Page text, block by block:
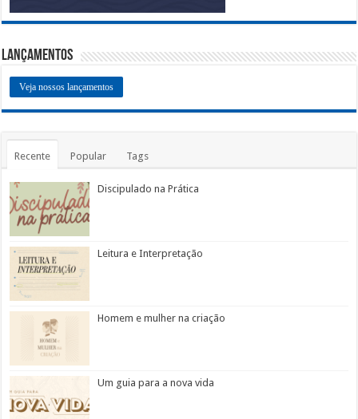
Lançamentos
Veja nossos lançamentos
Recente Popular Tags
Discipulado na Prática
Leitura e Interpretação
Homem e mulher na criação
Um guia para a nova vida